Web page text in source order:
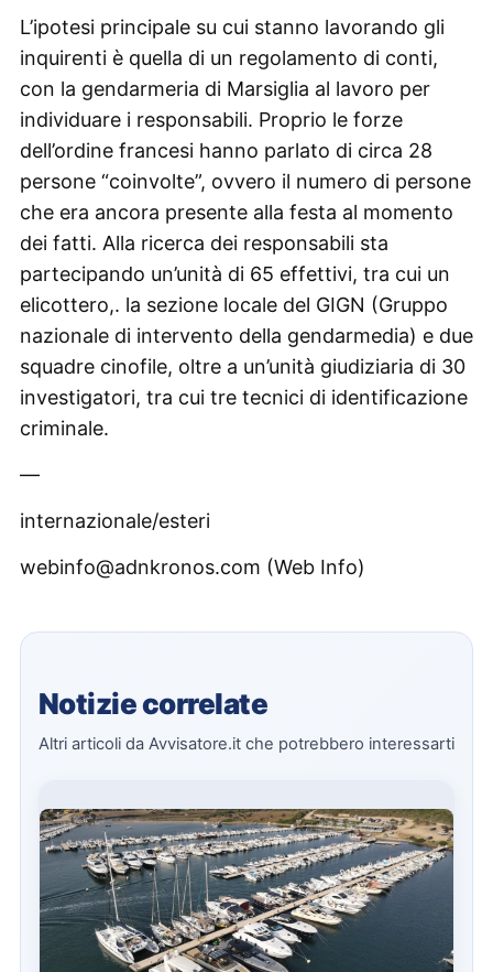
L’ipotesi principale su cui stanno lavorando gli
inquirenti è quella di un regolamento di conti,
con la gendarmeria di Marsiglia al lavoro per
individuare i responsabili. Proprio le forze
dell’ordine francesi hanno parlato di circa 28
persone “coinvolte”, ovvero il numero di persone
che era ancora presente alla festa al momento
dei fatti. Alla ricerca dei responsabili sta
partecipando un’unità di 65 effettivi, tra cui un
elicottero,. la sezione locale del GIGN (Gruppo
nazionale di intervento della gendarmedia) e due
squadre cinofile, oltre a un’unità giudiziaria di 30
investigatori, tra cui tre tecnici di identificazione
criminale.
—
internazionale/esteri
webinfo@adnkronos.com (Web Info)
Notizie correlate
Altri articoli da Avvisatore.it che potrebbero interessarti